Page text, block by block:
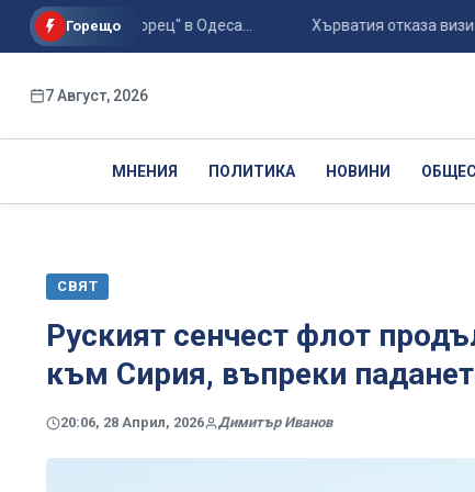
Горещо
"Черноморец" в Одеса... Хърватия отказа визи на
7 Август, 2026
МНЕНИЯ ПОЛИТИКА НОВИНИ
СВЯТ
Руският сенчест флот
към Сирия, въпреки
20:06, 28 Април, 2026 Димитър Иванов